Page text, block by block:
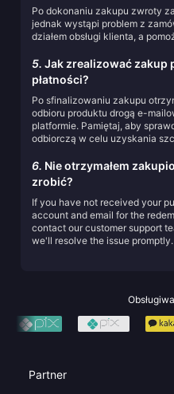
Po dokonaniu zakupu zwroty
jednak wystąpi problem z
działem obsługi klienta, a
5. Jak zrealizować zakup
płatności?
Po sfinalizowaniu zakupu
odbioru produktu drogą e-
platformie. Pamiętaj, aby
odbiorczą w celu uzyskania
6. Nie otrzymałem
zrobić?
If you have not received your
account and email for the
contact our customer support
we'll resolve the issue promptly.
Partner